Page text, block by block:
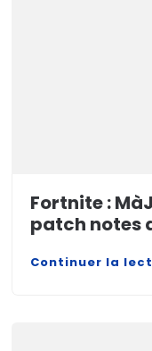
Fortnite :
patch notes
Continuer la